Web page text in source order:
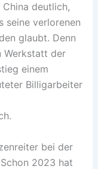
deutlich,
seine verlorenen
glaubt. Denn
Werkstatt der
einem
Billigarbeiter
bei der
2023 hat